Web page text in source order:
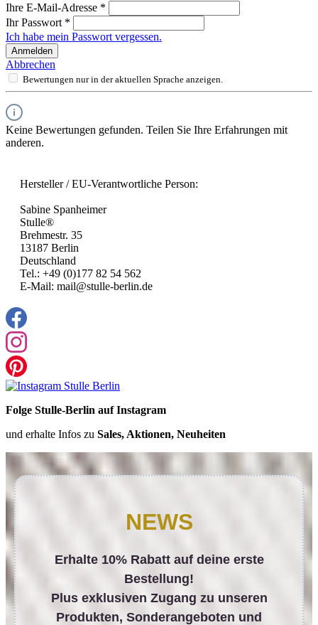
Ihre E-Mail-Adresse *
Ihr Passwort *
Ich habe mein Passwort vergessen.
Anmelden
Abbrechen
Bewertungen nur in der aktuellen Sprache anzeigen.
Keine Bewertungen gefunden. Teilen Sie Ihre Erfahrungen mit
anderen.
Hersteller / EU-Verantwortliche Person:
Sabine Spanheimer
Stulle®
Brehmestr. 35
13187 Berlin
Deutschland
Tel.: +49 (0)177 82 54 562
E-Mail: mail@stulle-berlin.de
Folge Stulle-Berlin auf Instagram
und erhalte Infos zu Sales, Aktionen, Neuheiten
NEWS
Erhalte 10% Rabatt auf deine erste
Bestellung!
Plus exklusiven Zugang zu unseren
Produkten, Sonderangeboten und